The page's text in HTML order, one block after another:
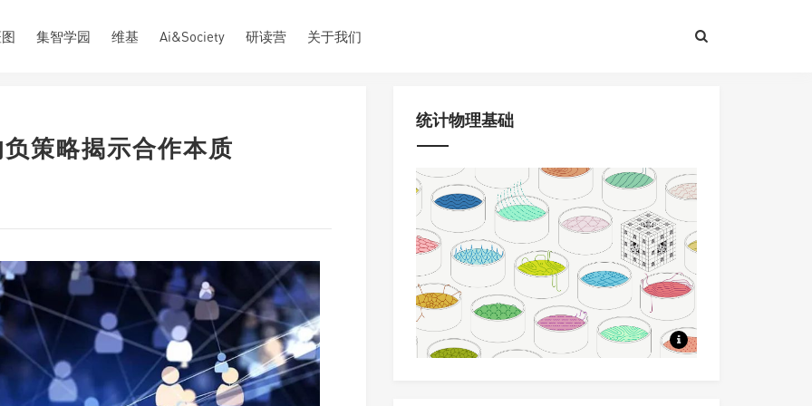
集智学园 维基 Ai&Society 研读营 关于我们
策略揭示合作本质
统计物理基础
8节课程，问题驱动+大量应用